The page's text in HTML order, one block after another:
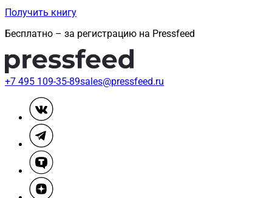
Получить книгу
Бесплатно – за регистрацию на Pressfeed
+7 495 109-35-89sales@pressfeed.ru